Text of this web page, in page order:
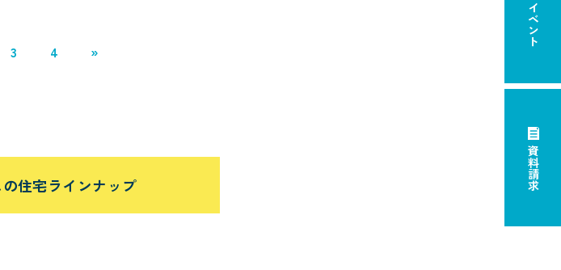
3 4 »
住宅ラインナップ
イベント
資料請求